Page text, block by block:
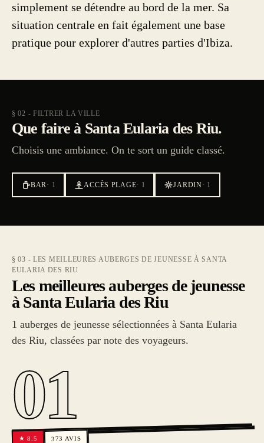
simplement se détendre au bord de la mer. Sa
situation centrale en fait également une base
pratique pour explorer d'autres parties d'Ibiza.
§ 02 - FILTRER LA VILLE
Que faire à Santa Eularia des Riu.
Choisis une ambiance. On te sort un guide classé.
BAR· 1 ACCÈS PLAGE· 1 JARDIN· 1
§ 03 - LES MEILLEURES AUBERGES DE JEUNESSE À SANTA
EULARIA DES RIU
Les meilleures auberges de jeunesse
à Santa Eularia des Riu
1 auberges de jeunesse sélectionnées à Santa Eularia
des Riu, classées par note des voyageurs.
01
★8.5 373 AVIS